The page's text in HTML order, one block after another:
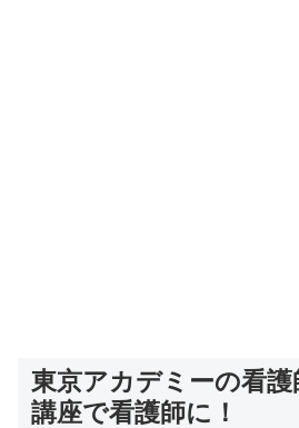
東京アカデミーの看
講座で看護師に！